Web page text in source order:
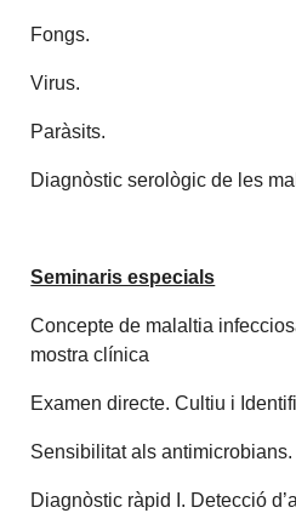
Fongs.
Virus.
Paràsits.
Diagnòstic serològic de les
Seminaris especials
Concepte de malaltia
mostra clínica
Examen directe. Cultiu i
Sensibilitat als antimicrobians.
Diagnòstic ràpid I. Detecció